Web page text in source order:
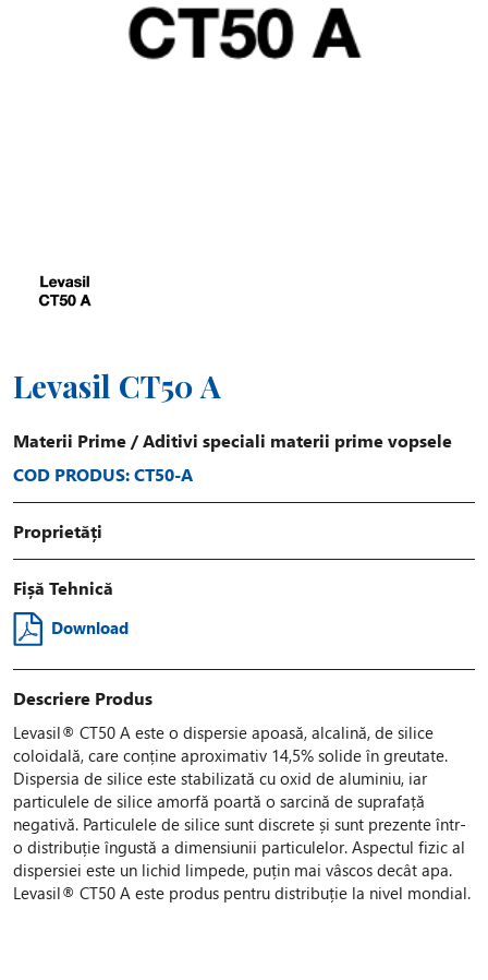
Levasil CT50 A
Materii Prime /Aditivi speciali materii prime vopsele
COD PRODUS: CT50-A
Proprietăți
Fișă Tehnică
Download
Descriere Produs
Levasil® CT50 A este o dispersie apoasă, alcalină, de silice
coloidală, care conține aproximativ 14,5% solide în greutate.
Dispersia de silice este stabilizată cu oxid de aluminiu, iar
particulele de silice amorfă poartă o sarcină de suprafață
negativă. Particulele de silice sunt discrete și sunt prezente într-
o distribuție îngustă a dimensiunii particulelor. Aspectul fizic al
dispersiei este un lichid limpede, puțin mai vâscos decât apa.
Levasil® CT50 A este produs pentru distribuție la nivel mondial.